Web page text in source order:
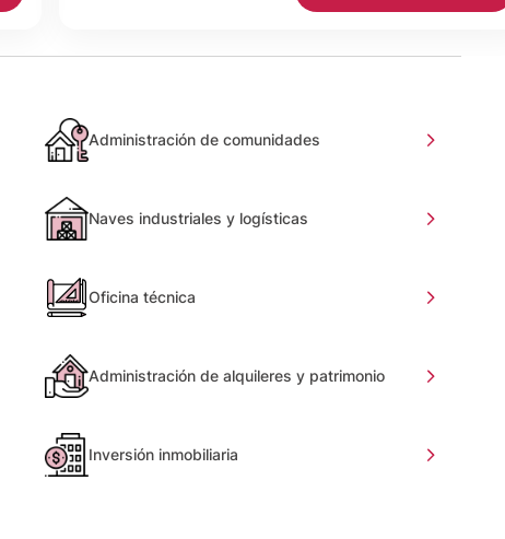
Administración de comunidades
Naves industriales y logísticas
Oficina técnica
Administración de alquileres y patrimonio
Inversión inmobiliaria